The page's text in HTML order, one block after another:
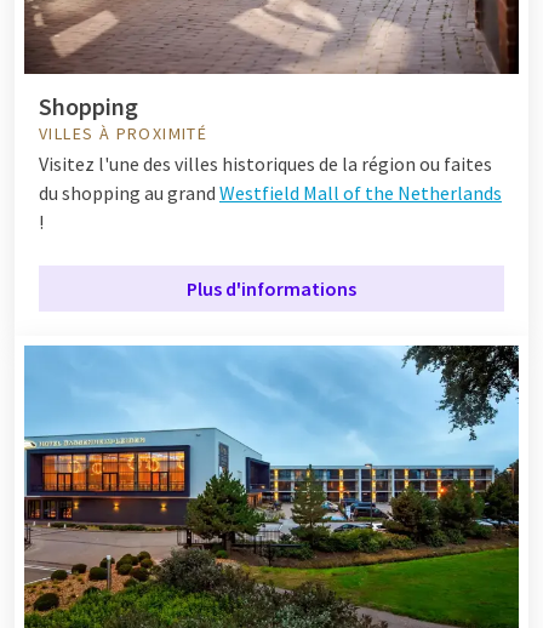
Shopping
VILLES À PROXIMITÉ
Visitez l'une des villes historiques de la région ou faites
du shopping au grand Westfield Mall of the Netherlands
!
Plus d'informations